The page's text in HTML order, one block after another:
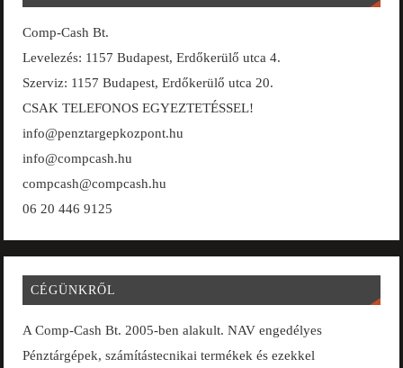
Comp-Cash Bt.
Levelezés: 1157 Budapest, Erdőkerülő utca 4.
Szerviz: 1157 Budapest, Erdőkerülő utca 20.
CSAK TELEFONOS EGYEZTETÉSSEL!
info@penztargepkozpont.hu
info@compcash.hu
compcash@compcash.hu
06 20 446 9125
CÉGÜNKRŐL
A Comp-Cash Bt. 2005-ben alakult. NAV engedélyes
Pénztárgépek, számítástecnikai termékek és ezekkel